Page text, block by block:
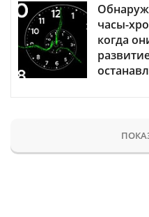
часы-
когда